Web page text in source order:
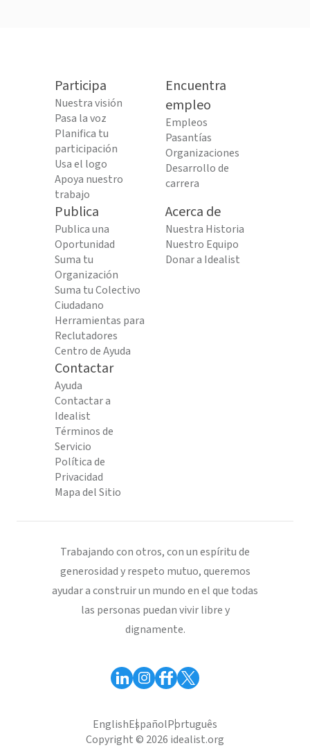
Participa
Nuestra visión
Pasa la voz
Planifica tu
participación
Usa el logo
Apoya nuestro
trabajo
Encuentra
empleo
Empleos
Pasantías
Organizaciones
Desarrollo de
carrera
Publica
Publica una
Oportunidad
Suma tu
Organización
Suma tu Colectivo
Ciudadano
Herramientas para
Reclutadores
Centro de Ayuda
Acerca de
Nuestra Historia
Nuestro Equipo
Donar a Idealist
Contactar
Ayuda
Contactar a
Idealist
Términos de
Servicio
Política de
Privacidad
Mapa del Sitio
Trabajando con otros, con un espíritu de
generosidad y respeto mutuo, queremos
ayudar a construir un mundo en el que todas
las personas puedan vivir libre y
dignamente.
EnglishEspañolPortuguês
Copyright © 2026 idealist.org